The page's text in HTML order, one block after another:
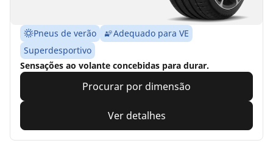
Pneus de verão
Adequado para VE
Superdesportivo
Sensações ao volante concebidas para durar.
Procurar por dimensão
Ver detalhes